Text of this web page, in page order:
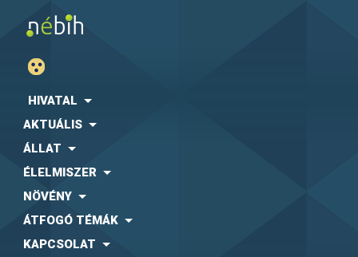
HIVATAL
AKTUÁLIS
ÁLLAT
ÉLELMISZER
NÖVÉNY
ÁTFOGÓ TÉMÁK
KAPCSOLAT